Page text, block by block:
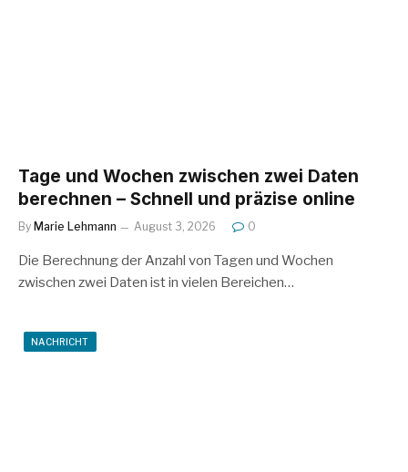
Tage und Wochen zwischen zwei Daten
berechnen – Schnell und präzise online
By Marie Lehmann August 3, 2026 0
Die Berechnung der Anzahl von Tagen und Wochen
zwischen zwei Daten ist in vielen Bereichen…
NACHRICHT